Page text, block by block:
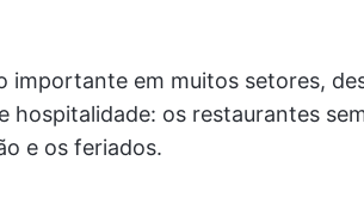
importante em muitos setores,
hospitalidade: os restaurantes
e os feriados.